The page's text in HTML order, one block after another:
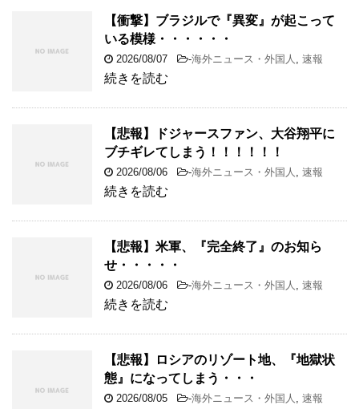
【衝撃】ブラジルで『異変』が起こって
いる模様・・・・・・
2026/08/07 -海外ニュース・外国人 速報
続きを読む
【悲報】ドジャースファン、大谷翔平に
ブチギレてしまう！！！！！！
2026/08/06 -海外ニュース・外国人 速報
続きを読む
【悲報】米軍、『完全終了』のお知ら
せ・・・・・
2026/08/06 -海外ニュース・外国人 速報
続きを読む
【悲報】ロシアのリゾート地、『地獄状
態』になってしまう・・・
2026/08/05 -海外ニュース・外国人 速報